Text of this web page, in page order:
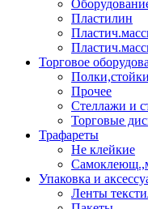
Пластилин
Торговое
Прочее
Стеллажи и
Торговые
Трафареты
Не клейкие
Упаковка и
Ленты